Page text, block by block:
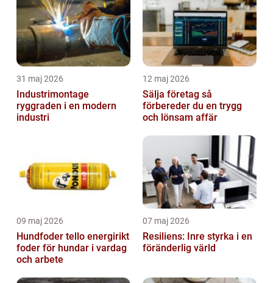
31 maj 2026
Industrimontage
ryggraden i en modern
industri
12 maj 2026
Sälja företag så
förbereder du en trygg
och lönsam affär
09 maj 2026
Hundfoder tello energirikt
foder för hundar i vardag
och arbete
07 maj 2026
Resiliens: Inre styrka i en
föränderlig värld